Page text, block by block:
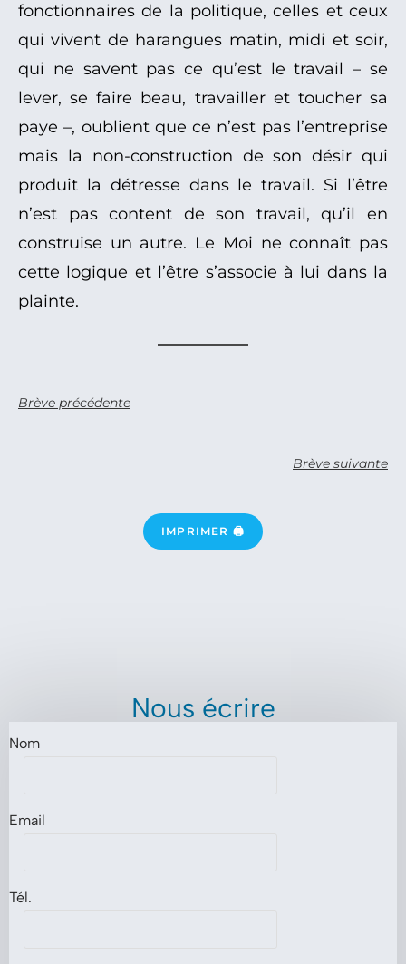
fonctionnaires de la politique, celles et ceux
qui vivent de harangues matin, midi et soir,
qui ne savent pas ce qu’est le travail – se
lever, se faire beau, travailler et toucher sa
paye –, oublient que ce n’est pas l’entreprise
mais la non-construction de son désir qui
produit la détresse dans le travail. Si l’être
n’est pas content de son travail, qu’il en
construise un autre. Le Moi ne connaît pas
cette logique et l’être s’associe à lui dans la
plainte.
Brève précédente
Brève suivante
IMPRIMER 🖨
Nous écrire
Nom
Email
Tél.